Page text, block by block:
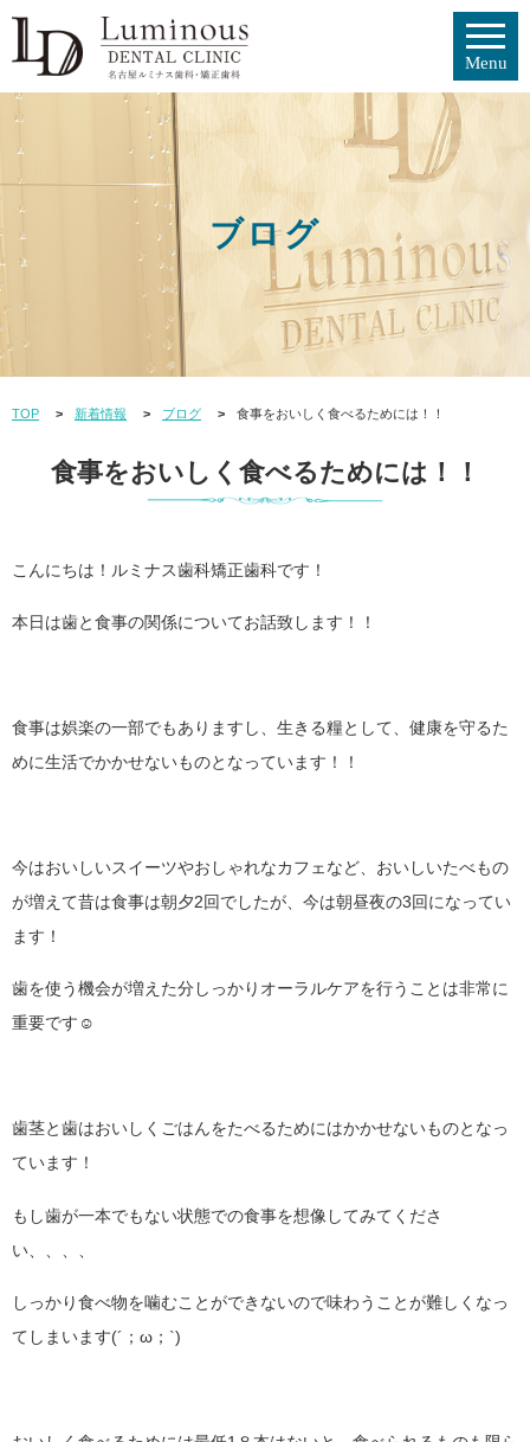
ブログ
TOP 新着情報 ブログ 食事をおいしく食べるためには！！
食事をおいしく食べるためには！！
こんにちは！ルミナス歯科矯正歯科です！
本日は歯と食事の関係についてお話致します！！
食事は娯楽の一部でもありますし、生きる糧として、健康を守るた
めに生活でかかせないものとなっています！！
今はおいしいスイーツやおしゃれなカフェなど、おいしいたべもの
が増えて昔は食事は朝夕2回でしたが、今は朝昼夜の3回になってい
ます！
歯を使う機会が増えた分しっかりオーラルケアを行うことは非常に
重要です☺
歯茎と歯はおいしくごはんをたべるためにはかかせないものとなっ
ています！
もし歯が一本でもない状態での食事を想像してみてくださ
い、、、、
しっかり食べ物を噛むことができないので味わうことが難しくなっ
てしまいます(´；ω；`)